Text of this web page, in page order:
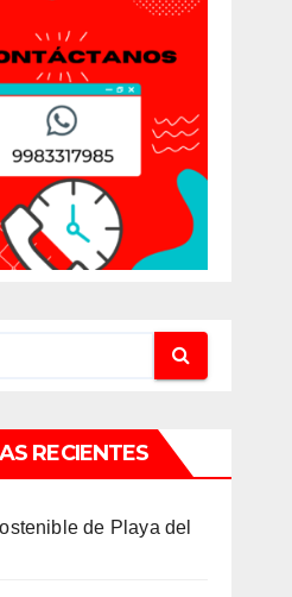
RECIENTES
de Playa del